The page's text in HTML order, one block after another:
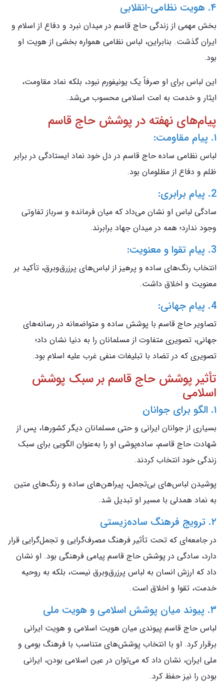
۴. هویت نظامی-انقلابی
بخش مهمی از زندگی حاج قاسم در میدان نبرد و دفاع از اسلام و
ایران گذشت. بنابراین، لباس نظامی همواره بخشی از هویت او
بود.
این لباس برای او صرفاً یک یونیفورم نبود، بلکه نماد مقاومت،
ایثار و خدمت به امت اسلامی محسوب می‌شد.
پیام‌های نهفته در پوشش حاج قاسم
۱. پیام مقاومت:
لباس نظامی ساده حاج قاسم در دل خود نماد ایستادگی در برابر
ظلم و دفاع از مظلومان بود.
2. پیام برابری:
سادگی لباس او نشان می‌داد که میان فرمانده و سرباز تفاوتی
وجود ندارد؛ همه در میدان جهاد برابرند.
3. پیام تقوا و معنویت:
انتخاب رنگ‌های ساده و پرهیز از لباس‌های پرزرق‌وبرق، تأکید بر
معنویت و اخلاق داشت.
4. پیام جهانی:
تصاویر حاج قاسم با پوشش ساده و متواضعانه در رسانه‌های
جهانی، تصویری متفاوت از مسلمانان را به دنیا نشان داد؛
تصویری که در تضاد با تبلیغات منفی غرب علیه اسلام بود.
تأثیر پوشش حاج قاسم بر سبک پوشش
اسلامی
۱. الگو برای جوانان
بسیاری از جوانان ایرانی و حتی مسلمانان دیگر کشورها، پس از
شهادت حاج قاسم، ساده‌پوشی او را به‌عنوان الگویی برای سبک
زندگی خود انتخاب کردند.
پوشیدن لباس‌های بی‌تجمل، پیراهن‌های ساده و رنگ‌های متین
به نماد همدلی با مسیر او تبدیل شد.
۲. ترویج فرهنگ ساده‌زیستی
در جامعه‌ای که تحت تأثیر فرهنگ مصرف‌گرایی و تجمل‌گرایی قرار
دارد، سادگی در پوشش حاج قاسم پیامی فرهنگی بود. او نشان
داد که ارزش انسان به لباس پرزرق‌وبرق نیست، بلکه به روحیه
خدمت، تقوا و اخلاق است.
۳. پیوند میان پوشش اسلامی و هویت ملی
لباس حاج قاسم پیوندی میان هویت اسلامی و هویت ایرانی
برقرار کرد. او با انتخاب پوشش‌های متناسب با فرهنگ بومی و
ملی ایران، نشان داد که می‌توان در عین اسلامی بودن، ایرانی
بودن را نیز حفظ کرد.